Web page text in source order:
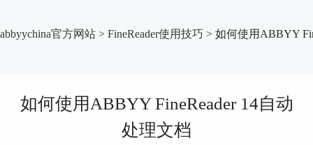
abbyychina官方网站 > FineReader使用技巧 > 如何使用ABBYY
如何使用ABBYY FineReader 14自动
处理文档